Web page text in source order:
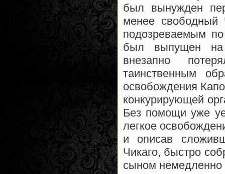
был вынужден
менее свободный
подозреваемым
был выпущен на
внезапно
таинственным
освобождения
конкурирующей
Без помощи уже
легкое
и описав
Чикаго, быстро
сыном